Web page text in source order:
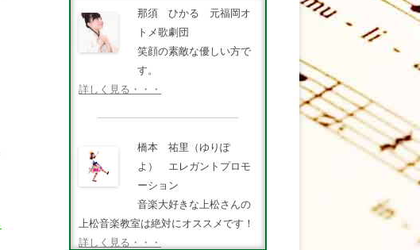
那須 ひかる 元福岡オ
トメ歌劇団
笑顔の素敵な優しい方で
す。
詳しく見る・・・
橋本 祐里（ゆりぽ
よ） エレガントプロモ
ーション
音楽大好きな上松さんの
上松音楽教室は絶対にオススメです！
詳しく見る・・・